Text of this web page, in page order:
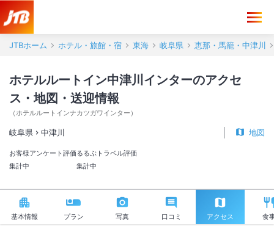
JTBホーム ホテル・旅館・宿 東海 岐阜県 恵那・馬籠・中津川
ホテルルートイン中津川インターのアクセ
ス・地図・送迎情報
（ホテルルートインナカツガワインター ）
岐阜県 中津川 地図
お客様アンケート評価
集計中
るるぶトラベル評価
集計中
基本情報 プラン 写真 口コミ アクセス 食